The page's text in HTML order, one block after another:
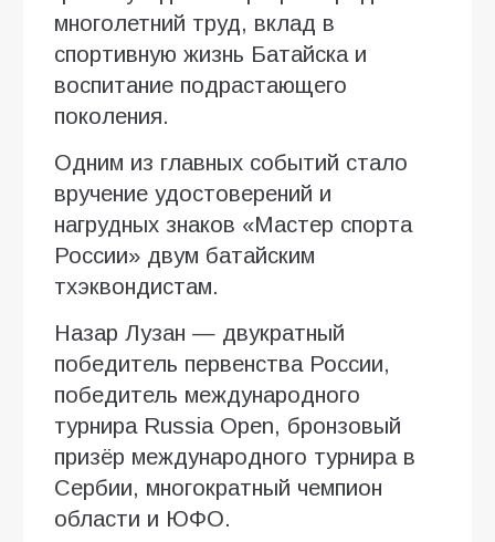
многолетний труд, вклад в
спортивную жизнь Батайска и
воспитание подрастающего
поколения.
Одним из главных событий стало
вручение удостоверений и
нагрудных знаков «Мастер спорта
России» двум батайским
тхэквондистам.
Назар Лузан — двукратный
победитель первенства России,
победитель международного
турнира Russia Open, бронзовый
призёр международного турнира в
Сербии, многократный чемпион
области и ЮФО.